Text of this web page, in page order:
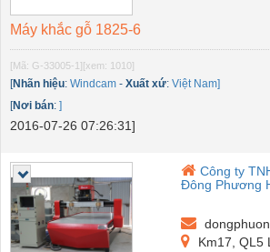
Máy khắc gỗ 1825-6
[Mã: G-33005-1] [xem: 1010]
[Nhãn hiệu: Windcam - Xuất xứ: Việt Nam]
[Nơi bán: ]
2016-07-26 07:26:31]
Công ty
Đông Phương
Km17, QL5